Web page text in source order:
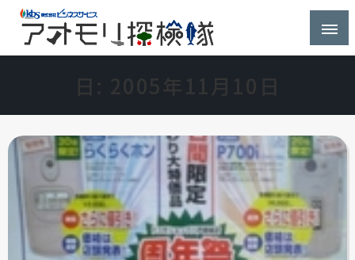
アオモリ探検隊
株式会社ビジネスサービス社員が青森県を探検するブ
2005年11月10日